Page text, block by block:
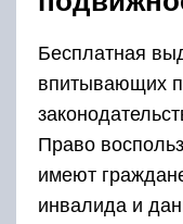
Бесплатная
впитывающих
Право
имеют
инвалида и